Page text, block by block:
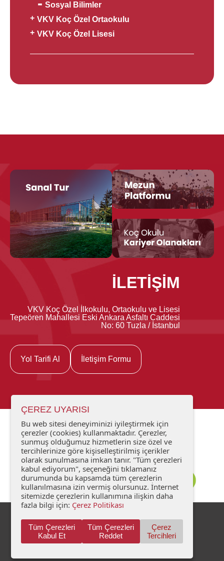
Sosyal Bilimler
VKV Koç Özel Ortaokulu
VKV Koç Özel Lisesi
İLETİŞİM
VKV Koç Özel İlkokulu, Ortaokulu ve Lisesi
Tepeören Mahallesi Eski Ankara Asfaltı Caddesi
No: 60 Tuzla / İstanbul
Yol Tarifi Al İletişim Formu
Kişisel Verilerin Korunması İletişim
ÇEREZ UYARISI
Bu web sitesi deneyiminizi iyileştirmek için
çerezler (cookies) kullanmaktadır. Çerezler,
sunmuş olduğumuz hizmetlerin size özel ve
tercihlerinize göre kişiselleştirilmiş içerikler
olarak sunulmasına imkan tanır. "Tüm çerezleri
kabul ediyorum", seçeneğini tıklamanız
durumunda bu kapsamda tüm çerezlerin
kullanılmasına izin vermiş olursunuz. İnternet
sitemizde çerezlerin kullanımına ilişkin daha
fazla bilgi için: Çerez Politikası
Tüm Çerezleri
Kabul Et
Tüm Çerezleri
Reddet
Çerez
Tercihleri